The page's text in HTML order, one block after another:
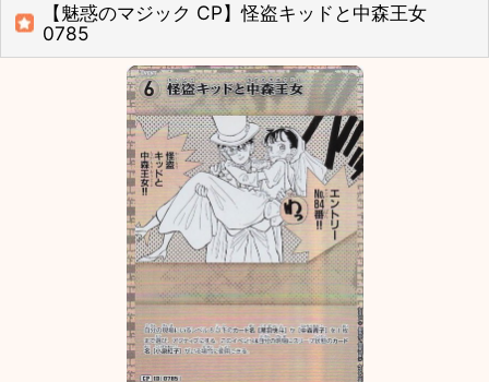
【魅惑のマジック CP】怪盗キッドと中森王女
0785